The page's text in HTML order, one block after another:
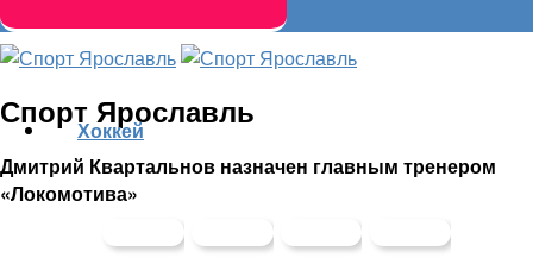
Спорт Ярославль
Дмитрий Квартальнов назначен главным тренером
«Локомотива»
Хоккей